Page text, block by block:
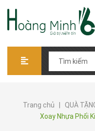
Trang chủ QUÀ
Xoay Nhựa Phối